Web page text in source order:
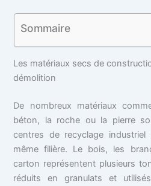
Sommaire
Les matériaux secs de
démolition
De nombreux matériaux
béton, la roche ou la pierre
centres de recyclage
même filière. Le bois, les
carton représentent plusieurs
réduits en granulats et